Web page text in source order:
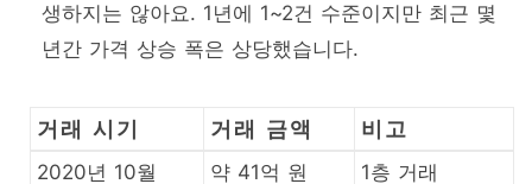
생하지는 않아요. 1년에 1~2건 수준이지만 최근 몇
년간 가격 상승 폭은 상당했습니다.
거래 시기 거래 금액 비고
2020년 10월 약 41억 원
1층 거래